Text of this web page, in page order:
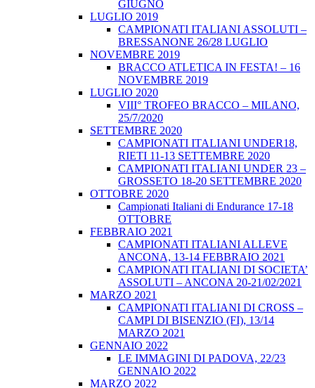
GIUGNO
LUGLIO 2019
CAMPIONATI ITALIANI ASSOLUTI –
BRESSANONE 26/28 LUGLIO
NOVEMBRE 2019
BRACCO ATLETICA IN FESTA! – 16
NOVEMBRE 2019
LUGLIO 2020
VIII° TROFEO BRACCO – MILANO,
25/7/2020
SETTEMBRE 2020
CAMPIONATI ITALIANI UNDER18,
RIETI 11-13 SETTEMBRE 2020
CAMPIONATI ITALIANI UNDER 23 –
GROSSETO 18-20 SETTEMBRE 2020
OTTOBRE 2020
Campionati Italiani di Endurance 17-18
OTTOBRE
FEBBRAIO 2021
CAMPIONATI ITALIANI ALLEVE
ANCONA, 13-14 FEBBRAIO 2021
CAMPIONATI ITALIANI DI SOCIETA’
ASSOLUTI – ANCONA 20-21/02/2021
MARZO 2021
CAMPIONATI ITALIANI DI CROSS –
CAMPI DI BISENZIO (FI), 13/14
MARZO 2021
GENNAIO 2022
LE IMMAGINI DI PADOVA, 22/23
GENNAIO 2022
MARZO 2022